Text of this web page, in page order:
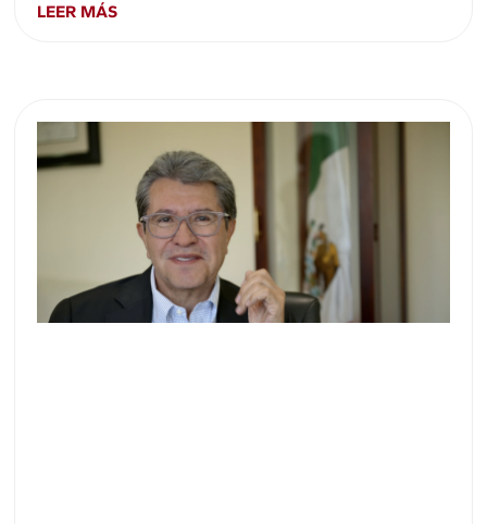
LEER MÁS